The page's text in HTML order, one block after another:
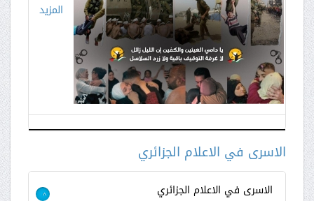
المزيد
الاسرى في الاعلام الجزائري
الاسرى في الاعلام الجزائري >